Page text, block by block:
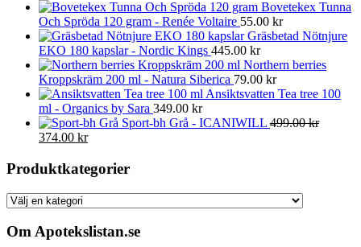
Bovetekex Tunna
Och Spröda 120 gram - Renée Voltaire 55.00 kr
Gräsbetad Nötnjure
EKO 180 kapslar - Nordic Kings 445.00 kr
Northern berries
Kroppskräm 200 ml - Natura Siberica 79.00 kr
Ansiktsvatten Tea tree 100
ml - Organics by Sara 349.00 kr
Sport-bh Grå - ICANIWILL 499.00kr
Det
priset
499.00 kr.
374.00 krDet
priset
är:
374.00 kr.
Produktkategorier
Om Apotekslistan.se